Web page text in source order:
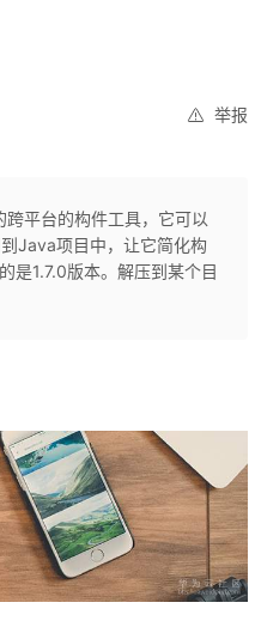
举报
平台的构件工具，它可以
Java项目中，让它简化构
1.7.0版本。解压到某个目